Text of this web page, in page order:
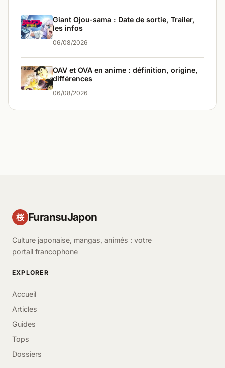
Giant Ojou-sama : Date de sortie, Trailer,
les infos
06/08/2026
OAV et OVA en anime : définition, origine,
différences
06/08/2026
桜 FuransuJapon
Culture japonaise, mangas, animés : votre
portail francophone
EXPLORER
Accueil
Articles
Guides
Tops
Dossiers